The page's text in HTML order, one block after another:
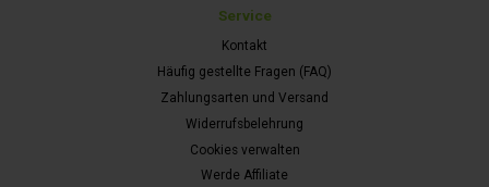
Service
Kontakt
Häufig gestellte Fragen (FAQ)
Zahlungsarten und Versand
Widerrufsbelehrung
Cookies verwalten
Werde Affiliate